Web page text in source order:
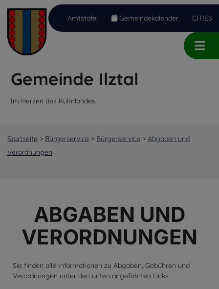
Inhalt
(Accesskey
1)
Hauptmenü
(Accesskey
2)
Quicklinks
(Accesskey
3)
Gemeinde Ilztal
Im Herzen des Kulmlandes
Amtstafel Gemeindekalender CITIES
Startseite > Bürgerservice > Bürgerservice > Abgaben und
Verordnungen
ABGABEN UND
VERORDNUNGEN
Sie finden alle Informationen zu Abgaben, Gebühren und
Verordnungen unter den unten angeführten Links.